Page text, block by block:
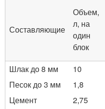
Составляющие
Объем,
л, на
один
блок
Шлак до 8 мм 10
Песок до 3 мм
1,8
Цемент
2,75